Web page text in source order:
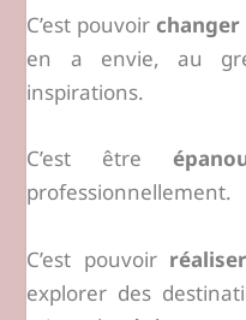
C’est pouvoir
en a envie, au
inspirations.
C’est être
professionnellement.
C’est pouvoir
explorer des